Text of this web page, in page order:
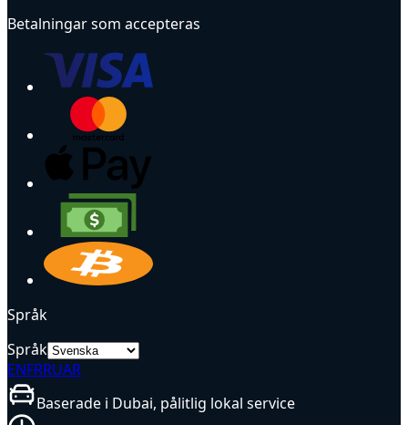
Betalningar som accepteras
Språk
Språk
ENFRRUAR
Baserade i Dubai, pålitlig lokal service